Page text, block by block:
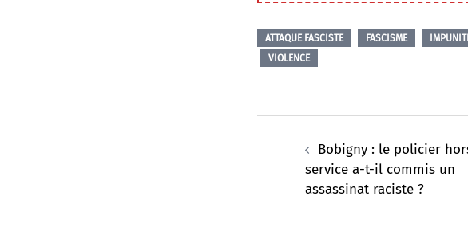
ATTAQUE FASCISTE FASCISME
VIOLENCE
d’articleBobigny : le policier
service a-t-il commis un
assassinat raciste ?